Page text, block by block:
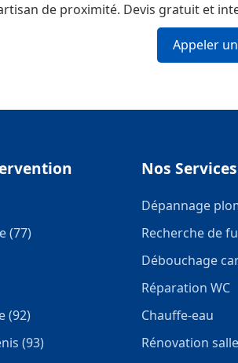
de proximité. Devis gratuit et
Appeler
(77)
(92)
(93)
Nos Services
Dépannage
Recherche de
Débouchage
Réparation WC
Chauffe-eau
Rénovation